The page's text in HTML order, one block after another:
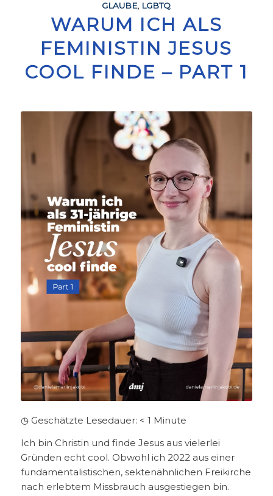
GLAUBE, LGBTQ
WARUM ICH ALS
FEMINISTIN JESUS
COOL FINDE – PART 1
◷ Geschätzte Lesedauer: < 1 Minute
Ich bin Christin und finde Jesus aus vielerlei
Gründen echt cool. Obwohl ich 2022 aus einer
fundamentalistischen, sektenähnlichen Freikirche
nach erlebtem Missbrauch ausgestiegen bin.